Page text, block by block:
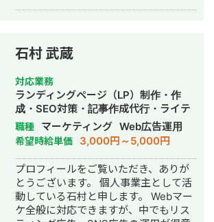
ルハックを得意としており多くの店舗
でモール内ランキング1位を獲得。
石村 武蔵
対応業務
ランディングページ（LP）制作・作
成・SEO対策・記事作成代行・ライテ
ィング・ホームページ制作・作成・バ
ナー制作・デザイン・ロゴデザイン・
作成・リスティング広告運用代行・オ
ウンドメディア制作・構築・運用代行
職種 マーケティング Web広告運用
希望時給単価 3,000円～5,000円
プロフィールをご覧いただき、ありが
とうございます。 個人事業主として活
動している石村と申します。 Webマー
ケ全般に対応できますが、中でもリス